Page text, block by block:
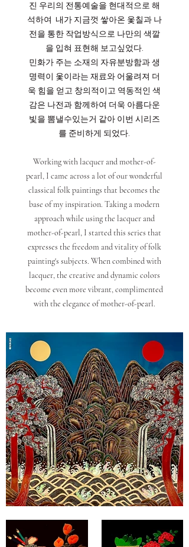
진 우리의 전통예술을 현대적으로 해
석하여 내가 지금껏 쌓아온 옻칠과 나
전을 통한 작업방식으로 나만의 색깔
을 입혀 표현해 보고싶었다.
민화가 주는 소재의 자유분방함과 생
명력이 옻이라는 재료와 어울려져 더
욱 힘을 얻고 창의적이고 역동적인 색
감은 나전과 함께하여 더욱 아름다운
빛을 뽐낼수있는거 같아 이번 시리즈
를 준비하게 되었다.
Working with lacquer and mother-of-
pearl, I came across a lot of our wonderful
classical folk paintings that becomes the
base of my inspiration. Taking a modern
approach while using the lacquer and
mother-of-pearl, I started this series that
expresses the freedom and vitality of folk
painting's subjects. When combined with
lacquer, the creative and dynamic colors
become even more vibrant, complimented
with the elegance of mother-of-pearl.